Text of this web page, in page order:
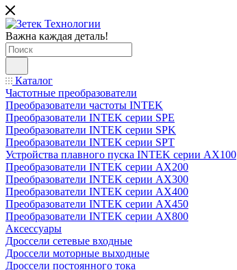
Важна каждая деталь!
Каталог
Частотные преобразователи
Преобразователи частоты INTEK
Преобразователи INTEK серии SPE
Преобразователи INTEK серии SPK
Преобразователи INTEK серии SPT
Устройства плавного пуска INTEK серии AX100
Преобразователи INTEK серии AX200
Преобразователи INTEK серии AX300
Преобразователи INTEK серии AX400
Преобразователи INTEK серии AX450
Преобразователи INTEK серии AX800
Аксессуары
Дроссели сетевые входные
Дроссели моторные выходные
Дроссели постоянного тока